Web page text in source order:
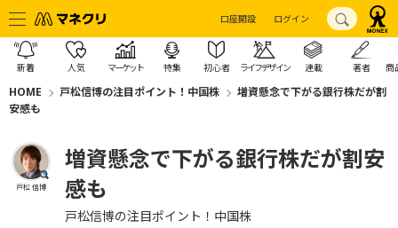
口座開設 ログイン
新着 人気 マーケット 特集 初心者 ライフデザイン 連載 著者 商
HOME 戸松信博の注目ポイント！中国株
増資懸念で下がる銀行株だが割
安感も
戸松 信博
増資懸念で下がる銀行株だが割安
感も
戸松信博の注目ポイント！中国株